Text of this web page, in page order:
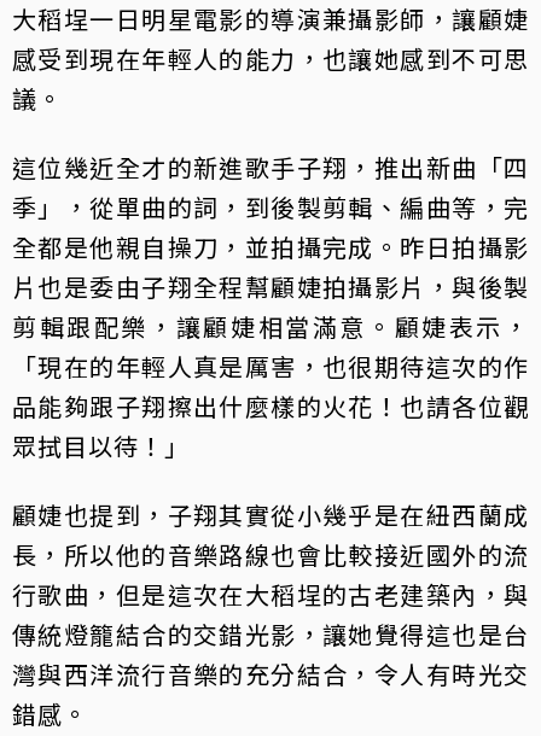
大稻埕一日明星電影的導演兼攝影師，讓顧婕
感受到現在年輕人的能力，也讓她感到不可思
議。
這位幾近全才的新進歌手子翔，推出新曲「四
季」，從單曲的詞，到後製剪輯、編曲等，完
全都是他親自操刀，並拍攝完成。昨日拍攝影
片也是委由子翔全程幫顧婕拍攝影片，與後製
剪輯跟配樂，讓顧婕相當滿意。顧婕表示，
「現在的年輕人真是厲害，也很期待這次的作
品能夠跟子翔擦出什麼樣的火花！也請各位觀
眾拭目以待！」
顧婕也提到，子翔其實從小幾乎是在紐西蘭成
長，所以他的音樂路線也會比較接近國外的流
行歌曲，但是這次在大稻埕的古老建築內，與
傳統燈籠結合的交錯光影，讓她覺得這也是台
灣與西洋流行音樂的充分結合，令人有時光交
錯感。